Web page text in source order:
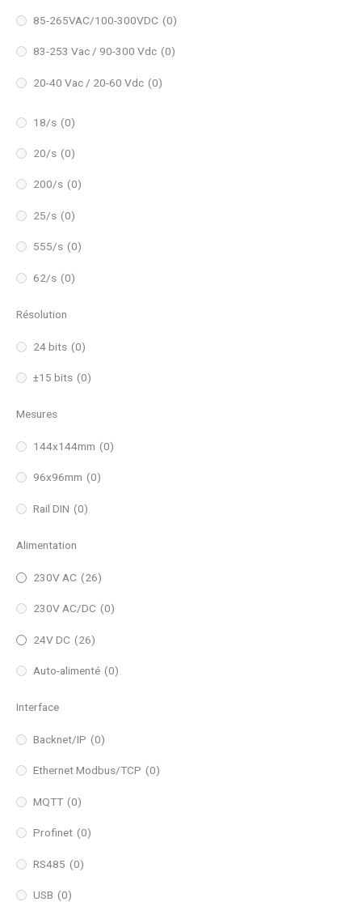
85-265VAC/100-300VDC (0)
83-253 Vac / 90-300 Vdc (0)
20-40 Vac / 20-60 Vdc (0)
18/s (0)
20/s (0)
200/s (0)
25/s (0)
555/s (0)
62/s (0)
Résolution
24 bits (0)
±15 bits (0)
Mesures
144x144mm (0)
96x96mm (0)
Rail DIN (0)
Alimentation
230V AC (26)
230V AC/DC (0)
24V DC (26)
Auto-alimenté (0)
Interface
Backnet/IP (0)
Ethernet Modbus/TCP (0)
MQTT (0)
Profinet (0)
RS485 (0)
USB (0)